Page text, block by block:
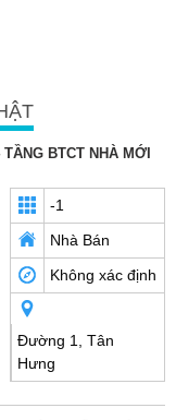
BTCT NHÀ MỚI
-1
Nhà Bán
Không xác định
Đường 1, Tân
Hưng